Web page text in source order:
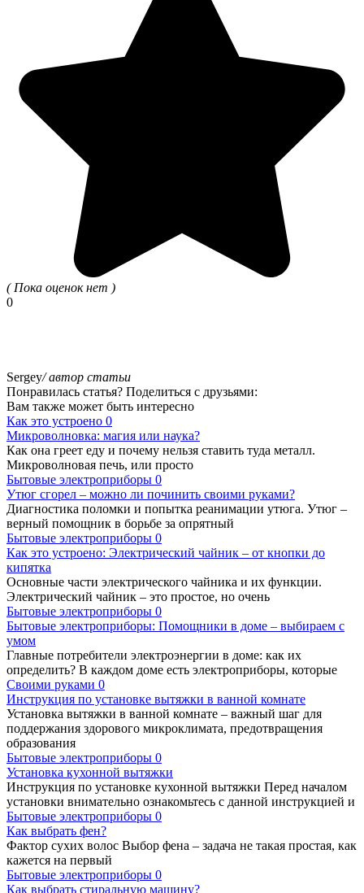
( Пока оценок нет )
0
Sergey/ автор статьи
Понравилась статья? Поделиться с друзьями:
Вам также может быть интересно
Как это устроено 0
Микроволновка: магия или наука?
Как она греет еду и почему нельзя ставить туда металл.
Микроволновая печь, или просто
Бытовые электроприборы 0
Утюг сгорел – можно ли починить своими руками?
Диагностика поломки и попытка реанимации утюга. Утюг –
верный помощник в борьбе за опрятный
Бытовые электроприборы 0
Как это устроено: Электрический чайник – от кнопки до
кипятка
Основные части электрического чайника и их функции.
Электрический чайник – это простое, но очень
Бытовые электроприборы 0
Бытовые электроприборы: Помощники в доме – выбираем с
умом
Главные потребители электроэнергии в доме: как их
определить? В каждом доме есть электроприборы, которые
Своими руками 0
Инструкция по установке вытяжки в ванной комнате
Установка вытяжки в ванной комнате – важный шаг для
поддержания здорового микроклимата, предотвращения
образования
Бытовые электроприборы 0
Установка кухонной вытяжки
Инструкция по установке кухонной вытяжки Перед началом
установки внимательно ознакомьтесь с данной инструкцией и
Бытовые электроприборы 0
Как выбрать фен?
Фактор сухих волос Выбор фена – задача не такая простая, как
кажется на первый
Бытовые электроприборы 0
Как выбрать стиральную машину?